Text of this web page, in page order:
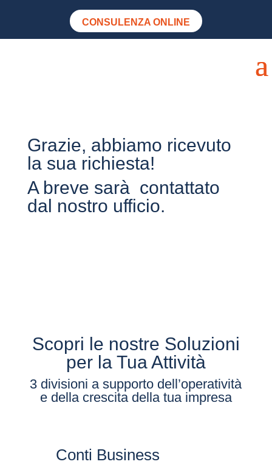
CONSULENZA ONLINE
Grazie, abbiamo ricevuto
la sua richiesta!
A breve sarà contattato
dal nostro ufficio.
Scopri le nostre Soluzioni
per la Tua Attività
3 divisioni a supporto dell’operatività
e della crescita della tua impresa
Conti Business